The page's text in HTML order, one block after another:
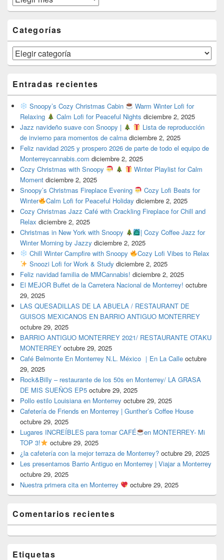
Categorías
Categorías
Entradas recientes
Snoopy’s Cozy Christmas Cabin
Warm Winter Lofi for
Relaxing
Calm Lofi for Peaceful Nights diciembre 2, 2025
Jazz navideño suave con Snoopy |
Lista de reproducción
de invierno para momentos de calma diciembre 2, 2025
Feliz navidad 2025 y prospero 2026 de parte de todo el equipo de
Monterreycannabis.com diciembre 2, 2025
Cozy Christmas with Snoopy
Winter Playlist for Calm
Moment diciembre 2, 2025
Snoopy’s Christmas Fireplace Evening
Cozy Lofi Beats for
Winter
Calm Lofi for Peaceful Holiday diciembre 2, 2025
Cozy Christmas Jazz Café with Crackling Fireplace for Chill and
Relax diciembre 2, 2025
Christmas in New York with Snoopy
| Cozy Coffee Jazz for
Winter Morning by Jazzy diciembre 2, 2025
Chill Winter Campfire with Snoopy
Cozy Lofi Vibes to Relax
Snoozi Lofi for Work & Study diciembre 2, 2025
Feliz navidad familia de MMCannabis! diciembre 2, 2025
El MEJOR Buffet de la Carretera Nacional de Monterrey! octubre
29, 2025
LAS QUESADILLAS DE LA ABUELA / RESTAURANT DE
GUISOS MEXICANOS EN BARRIO ANTIGUO MONTERREY
octubre 29, 2025
BARRIO ANTIGUO MONTERREY 2021/ RESTAURANTE OTAKU
MONTERREY octubre 29, 2025
Café Belmonte En Monterrey N.L. México ｜En La Calle octubre
29, 2025
Rock&Billy – restaurante de los 50s en Monterrey/ LA GRASA
DE MIS SUEÑOS EP5 octubre 29, 2025
Pollo estilo Louisiana en Monterrey octubre 29, 2025
Cafetería de Friends en Monterrey | Gunther’s Coffee House
octubre 29, 2025
Lugares INCREÍBLES para tomar CAFÉ
en MONTERREY- Mi
TOP 3!
octubre 29, 2025
¿la cafetería con la mejor terraza de Monterrey? octubre 29, 2025
Les presentamos Barrio Antiguo en Monterrey | Viajar a Monterrey
octubre 29, 2025
Nuestra primera cita en Monterrey
octubre 29, 2025
Comentarios recientes
Etiquetas